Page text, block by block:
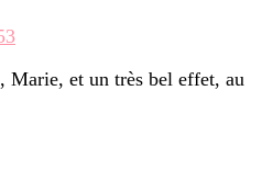
Marie, et un très bel effet, au